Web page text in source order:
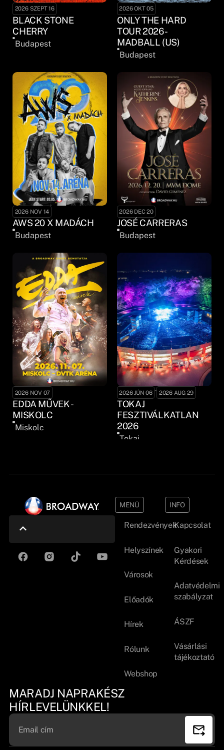
2026 SZEPT 16
BLACK STONE
CHERRY
Budapest
2026 OKT 05
ONLY THE HARD
TOUR 2026 -
MADBALL (US)
Budapest
2026 NOV 14
AWS 20 X MADÁCH
Budapest
2026 DEC 20
JOSÉ CARRERAS
Budapest
2026 NOV 07
EDDA MŰVEK -
MISKOLC
Miskolc
2026 JÚN 06 - 2026 AUG 29
TOKAJ
FESZTIVÁLKATLAN
2026
Tokaj
MENÜ
Rendezvények
Helyszínek
Városok
Előadók
Hírek
Rólunk
Webshop
INFO
Kapcsolat
Gyakori
Kérdések
Adatvédelmi
szabályzat
ÁSZF
Vásárlási
tájékoztató
MARADJ NAPRAKÉSZ
HÍRLEVELÜNKKEL!